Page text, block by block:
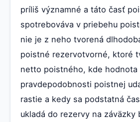
príliš významné a táto časť
spotrebováva v priebehu
nie je z neho tvorená
poistné rezervotvorné, ktoré
netto poistného, kde hodnota
pravdepodobnosti poistnej
rastie a kedy sa podstatná
ukladá do rezervy na záväzky